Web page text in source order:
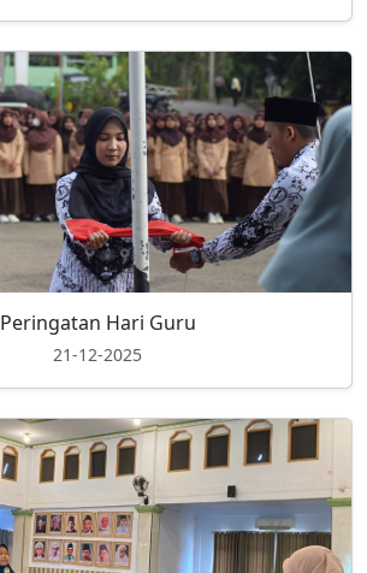
Peringatan Hari Guru
21-12-2025